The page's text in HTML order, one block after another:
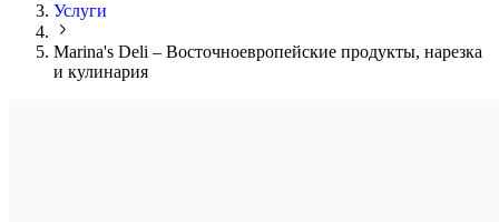
Услуги
Marina's Deli – Восточноевропейские продукты, нарезка
и кулинария